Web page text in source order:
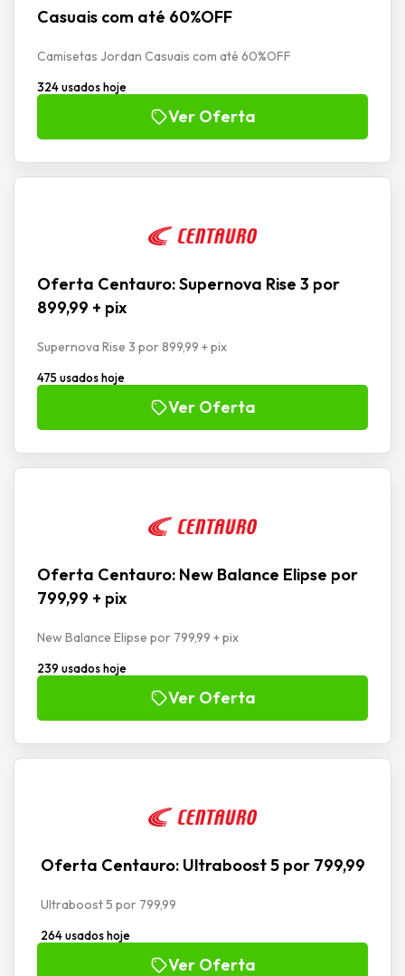
Casuais com até 60%OFF
Camisetas Jordan Casuais com até 60%OFF
324 usados hoje
Ver Oferta
Oferta Centauro: Supernova Rise 3 por
899,99 + pix
Supernova Rise 3 por 899,99 + pix
475 usados hoje
Ver Oferta
Oferta Centauro: New Balance Elipse por
799,99 + pix
New Balance Elipse por 799,99 + pix
239 usados hoje
Ver Oferta
Oferta Centauro: Ultraboost 5 por 799,99
Ultraboost 5 por 799,99
264 usados hoje
Ver Oferta